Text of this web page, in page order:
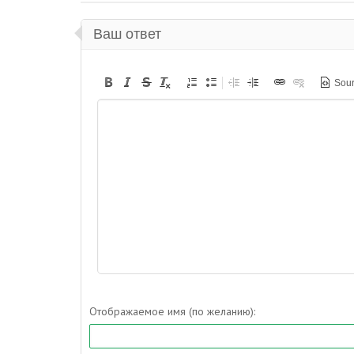
Ваш ответ
Отображаемое имя (по желанию):